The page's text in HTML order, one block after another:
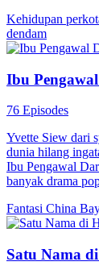
Kehidupan
dendam
Ibu
76 Episodes
​​Yvette Siew dari
dunia hilang
Ibu Pengawal
banyak drama
Fantasi China
Satu Nama